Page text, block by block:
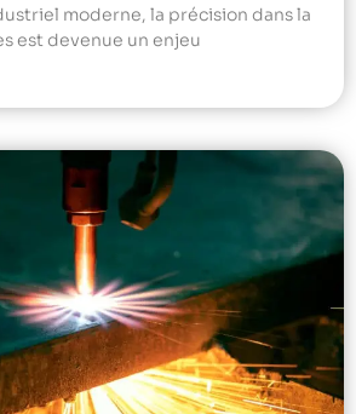
moderne, la précision dans la
est devenue un enjeu